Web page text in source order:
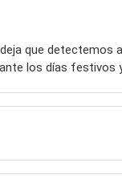
que detectemos
los días festivos